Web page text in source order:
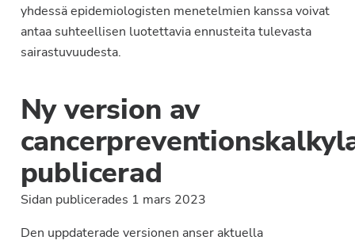
yhdessä epidemiologisten menetelmien kanssa voivat
antaa suhteellisen luotettavia ennusteita tulevasta
sairastuvuudesta.
Ny version av
publicerad
Sidan publicerades 1 mars 2023
Den uppdaterade versionen anser aktuella